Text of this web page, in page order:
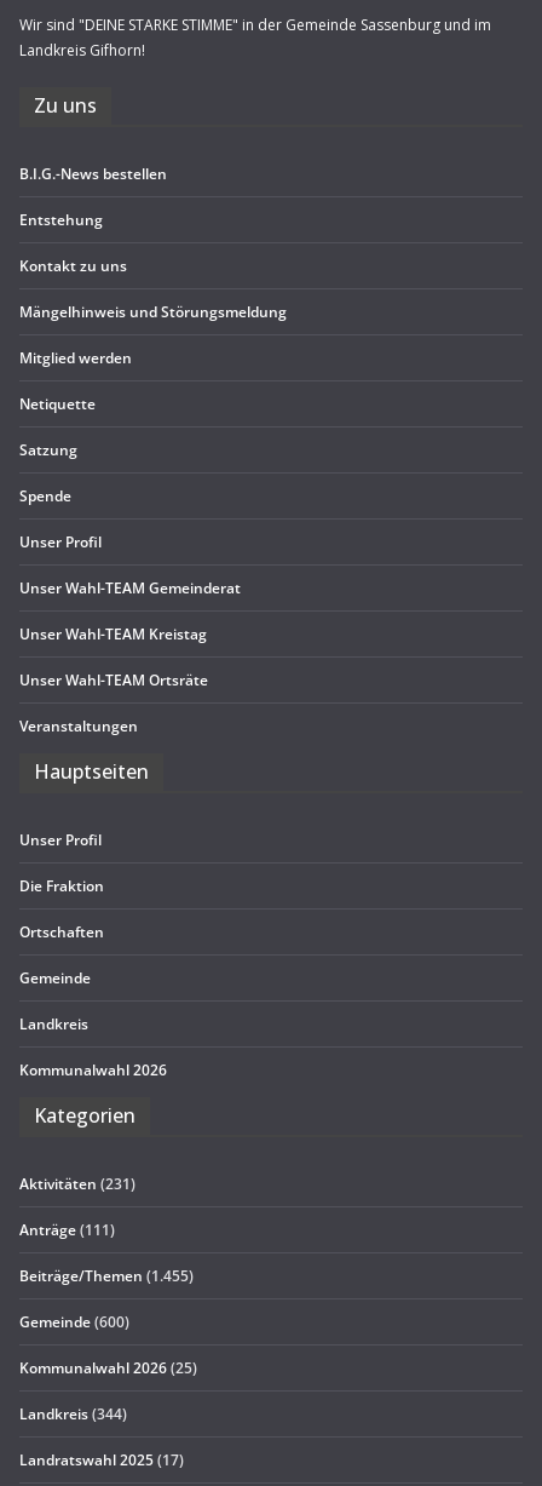
Wir sind "DEINE STARKE STIMME" in der Gemeinde Sassenburg und im
Landkreis Gifhorn!
Zu uns
B.I.G.-News bestel­len
Ent­ste­hung
Kon­takt zu uns
Män­gel­hin­weis und Störungsmeldung
Mit­glied werden
Neti­quette
Sat­zung
Spende
Unser Pro­fil
Unser Wahl-TEAM Gemeinderat
Unser Wahl-TEAM Kreistag
Unser Wahl-TEAM Ortsräte
Ver­an­stal­tun­gen
Haupt­sei­ten
Unser Pro­fil
Die Frak­tion
Ort­schaf­ten
Gemeinde
Land­kreis
Kom­mu­nal­wahl 2026
Kate­go­rien
Aktivitäten (231)
Anträge(111)
Beiträge/Themen (1.455)
Gemeinde(600)
Kommunalwahl 2026(25)
Landkreis(344)
Landratswahl 2025(17)